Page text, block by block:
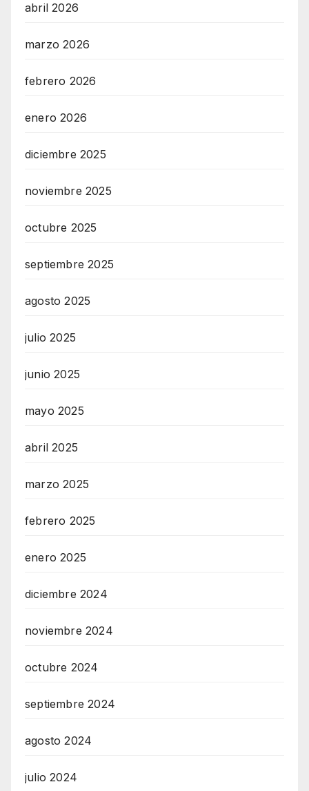
abril 2026
marzo 2026
febrero 2026
enero 2026
diciembre 2025
noviembre 2025
octubre 2025
septiembre 2025
agosto 2025
julio 2025
junio 2025
mayo 2025
abril 2025
marzo 2025
febrero 2025
enero 2025
diciembre 2024
noviembre 2024
octubre 2024
septiembre 2024
agosto 2024
julio 2024